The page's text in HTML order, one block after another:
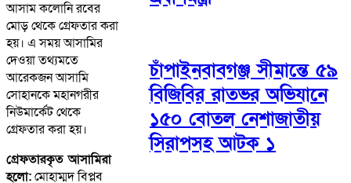
আসাম কলোনি রবের
মোড় থেকে গ্রেফতার করা
হয়। এ সময় আসামির
দেওয়া তথ্যমতে
আরেকজন আসামি
সোহানকে মহানগরীর
নিউমার্কেট থেকে
গ্রেফতার করা হয়।
গ্রেফতারকৃত আসামিরা
হলো:মোহাম্মদ বিপ্লব
চাঁপাইনবাবগঞ্জ সীমান্তে ৫৯
বিজিবির রাতভর অভিযানে
১৫০ বোতল নেশাজাতীয়
সিরাপসহ আটক ১